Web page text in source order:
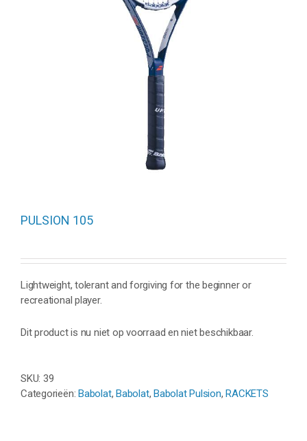
PULSION 105
Lightweight, tolerant and forgiving for the beginner or
recreational player.
Dit product is nu niet op voorraad en niet beschikbaar.
SKU: 39
Categorieën: Babolat, Babolat, Babolat Pulsion, RACKETS